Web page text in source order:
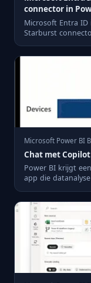
connector in
Microsoft Entra
Starburst
Microsoft Power BI
Chat met
Power BI krijgt
app die